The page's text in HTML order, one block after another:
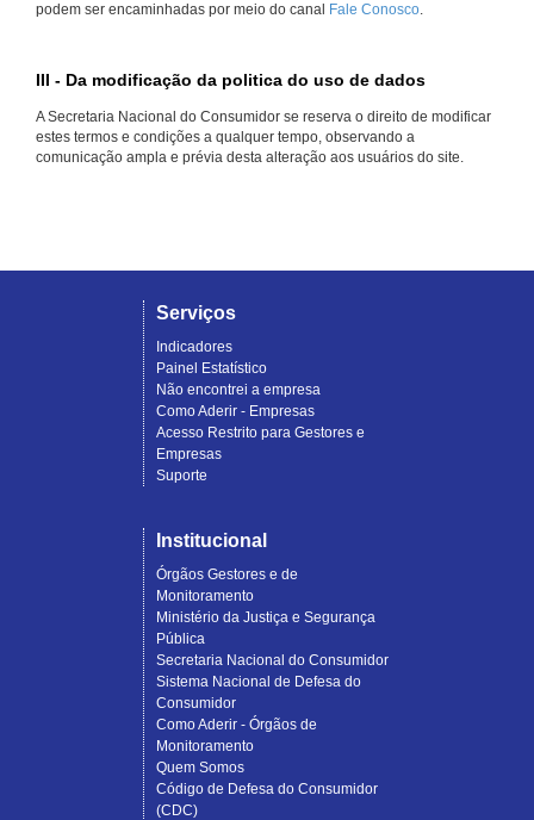
podem ser encaminhadas por meio do canal Fale Conosco.
III - Da modificação da politica do uso de dados
A Secretaria Nacional do Consumidor se reserva o direito de modificar
estes termos e condições a qualquer tempo, observando a
comunicação ampla e prévia desta alteração aos usuários do site.
Serviços
Indicadores
Painel Estatístico
Não encontrei a empresa
Como Aderir - Empresas
Acesso Restrito para Gestores e
Empresas
Suporte
Institucional
Órgãos Gestores e de
Monitoramento
Ministério da Justiça e Segurança
Pública
Secretaria Nacional do Consumidor
Sistema Nacional de Defesa do
Consumidor
Como Aderir - Órgãos de
Monitoramento
Quem Somos
Código de Defesa do Consumidor
(CDC)